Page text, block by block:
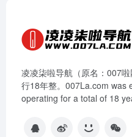
凌凌柒啦导航（原名：007
行18年整。007La.com was
operating for a total of 18